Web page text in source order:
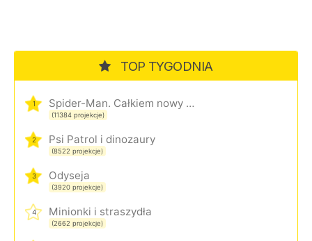
TOP TYGODNIA
1 Spider-Man. Całkiem nowy dzień
(11384 projekcje)
2 Psi Patrol i dinozaury
(8522 projekcje)
3 Odyseja
(3920 projekcje)
4 Minionki i straszydła
(2662 projekcje)